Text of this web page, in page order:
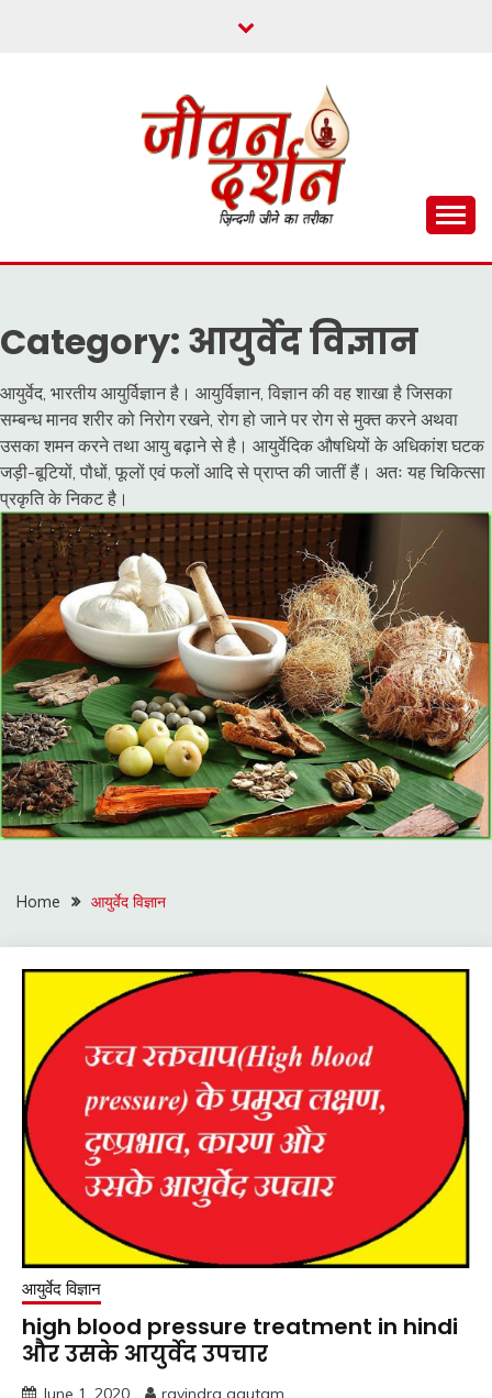
जीवन दर्शन
Category: आयुर्वेद विज्ञान
आयुर्वेद, भारतीय आयुर्विज्ञान है। आयुर्विज्ञान, विज्ञान की वह शाखा है जिसका
सम्बन्ध मानव शरीर को निरोग रखने, रोग हो जाने पर रोग से मुक्त करने अथवा
उसका शमन करने तथा आयु बढ़ाने से है। आयुर्वेदिक औषधियों के अधिकांश घटक
जड़ी-बूटियों, पौधों, फूलों एवं फलों आदि से प्राप्त की जातीं हैं। अतः यह चिकित्सा
प्रकृति के निकट है।
Home आयुर्वेद विज्ञान
आयुर्वेद विज्ञान
high blood pressure treatment in hindi
और उसके आयुर्वेद उपचार
June 1, 2020 ravindra gautam